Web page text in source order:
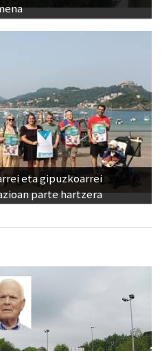
eta gipuzkoarrei
parte hartzera